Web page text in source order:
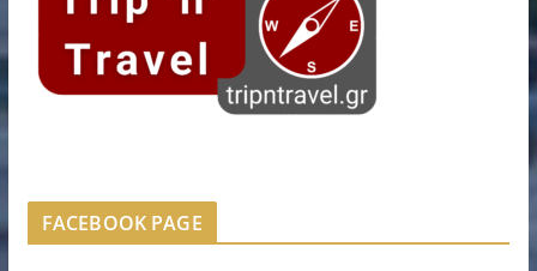
FACEBOOK PAGE